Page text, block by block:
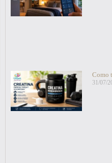
Como
31/07/